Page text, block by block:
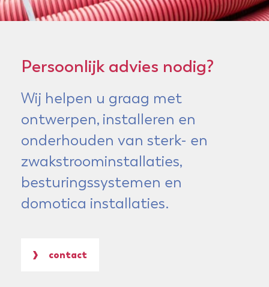
Persoonlijk advies nodig?
Wij helpen u graag met
ontwerpen, installeren en
onderhouden van sterk- en
zwakstroominstallaties,
besturingssystemen en
domotica installaties.
contact